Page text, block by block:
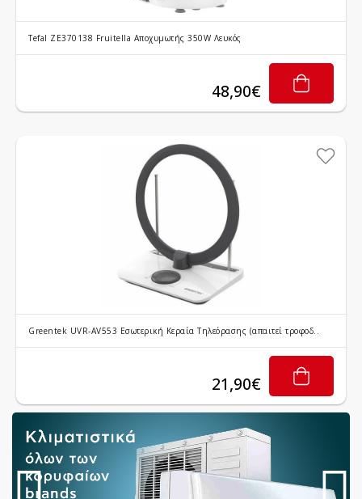
Tefal ZE370138 Fruitella Αποχυμωτής 350W Λευκός
48,90€
Greentek UVR-AV553 Εσωτερική Κεραία Τηλεόρασης (απαιτεί τροφοδ..
21,90€